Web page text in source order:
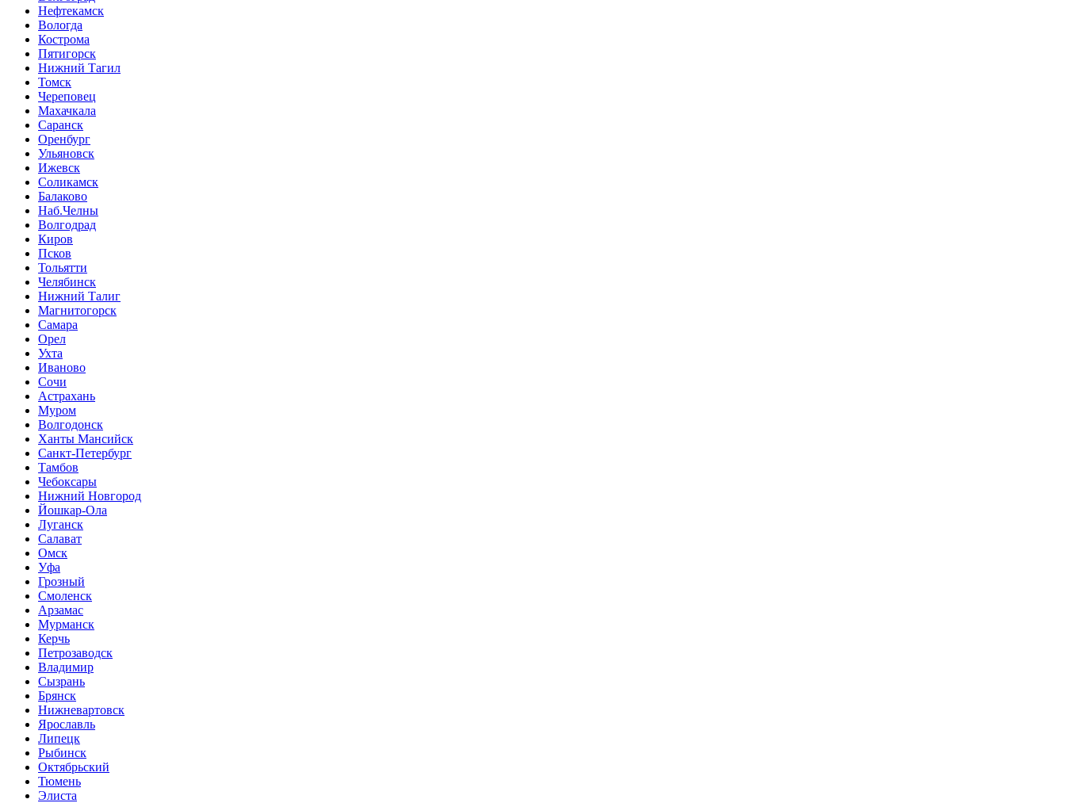
Нефтекамск
Вологда
Кострома
Пятигорск
Нижний Тагил
Томск
Череповец
Махачкала
Саранск
Оренбург
Ульяновск
Ижевск
Соликамск
Балаково
Наб.Челны
Волгодрад
Киров
Псков
Тольятти
Челябинск
Нижний Талиг
Магнитогорск
Самара
Орел
Ухта
Иваново
Сочи
Астрахань
Муром
Волгодонск
Ханты Мансийск
Санкт-Петербург
Тамбов
Чебоксары
Нижний Новгород
Йошкар-Ола
Луганск
Салават
Омск
Уфа
Грозный
Смоленск
Арзамас
Мурманск
Керчь
Петрозаводск
Владимир
Сызрань
Брянск
Нижневартовск
Ярославль
Липецк
Рыбинск
Октябрьский
Тюмень
Элиста